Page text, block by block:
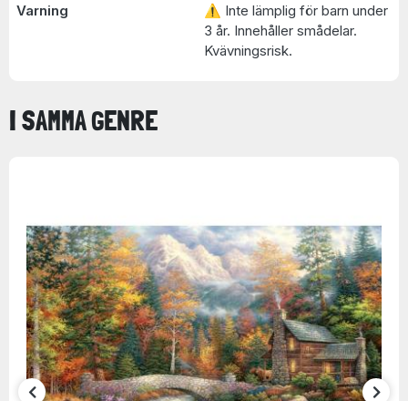
Varning
⚠ Inte lämplig för barn under
3 år. Innehåller smådelar.
Kvävningsrisk.
I SAMMA GENRE